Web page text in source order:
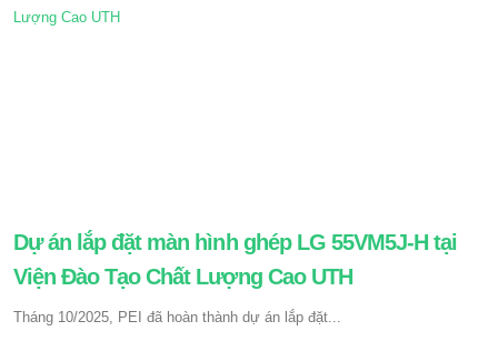
Dự án lắp đặt màn hình ghép LG 55VM5J-H tại
Viện Đào Tạo Chất Lượng Cao UTH
Tháng 10/2025, PEI đã hoàn thành dự án lắp đặt...